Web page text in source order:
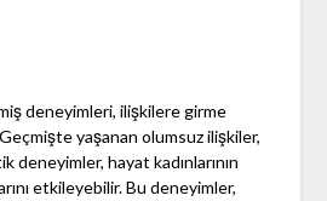
deneyimleri, ilişkilere girme
yaşanan olumsuz ilişkiler,
deneyimler, hayat kadınlarının
etkileyebilir. Bu deneyimler,